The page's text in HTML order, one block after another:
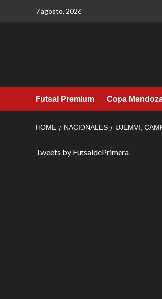
7 agosto, 2026
Futsal Premium Copa
HOME NACIONALES UJEMVI,
Tweets by FutsaldePrimera